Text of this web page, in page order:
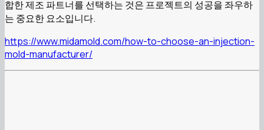
합한 제조 파트너를 선택하는 것은 프로젝트의 성공을 좌우하
는 중요한 요소입니다.
https://www.midamold.com/how-to-choose-an-injection-
mold-manufacturer/